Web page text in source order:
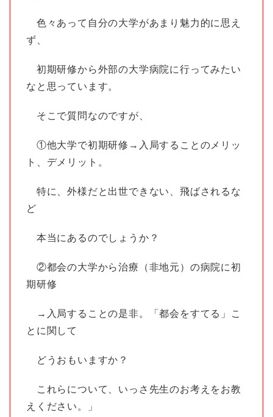
色々あって自分の大学があまり魅力的に思え
ず、
初期研修から外部の大学病院に行ってみたい
なと思っています。
そこで質問なのですが、
①他大学で初期研修→入局することのメリッ
ト、デメリット。
特に、外様だと出世できない、飛ばされるな
ど
本当にあるのでしょうか？
②都会の大学から治療（非地元）の病院に初
期研修
→入局することの是非。「都会をすてる」こ
とに関して
どうおもいますか？
これらについて、いっさ先生のお考えをお教
えください。」